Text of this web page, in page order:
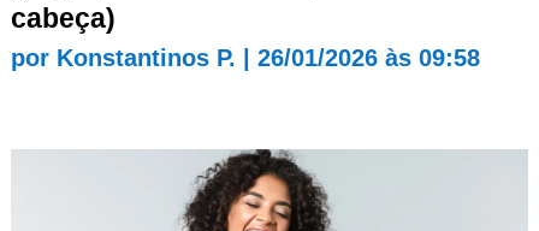
cabeça)
por Konstantinos P. | 26/01/2026 às 09:58